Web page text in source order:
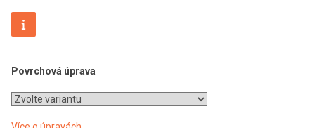
Povrchová úprava